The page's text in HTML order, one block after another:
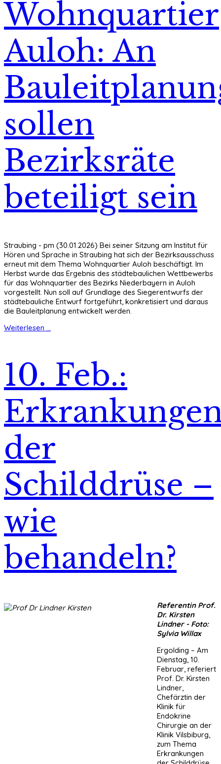
Wohnquartier
Auloh: An
sollen
Bezirksräte
beteiligt sein
Straubing - pm (30.01.2026) Bei seiner Sitzung am Institut für
Hören und Sprache in Straubing hat sich der Bezirksausschuss
erneut mit dem Thema Wohnquartier Auloh beschäftigt. Im
Herbst wurde das Ergebnis des städtebaulichen Wettbewerbs
für das Wohnquartier des Bezirks Niederbayern in Auloh
vorgestellt. Nun soll auf Grundlage des Siegerentwurfs der
städtebauliche Entwurf fortgeführt, konkretisiert und daraus
die Bauleitplanung entwickelt werden.
Weiterlesen ...
10. Feb.:
der
Schilddrüse –
wie
behandeln?
Referentin Prof.
Dr. Kirsten
Lindner - Foto:
Sylvia Willax
Ergolding – Am
Dienstag, 10.
Februar, referiert
Prof. Dr. Kirsten
Lindner,
Chefärztin der
Klinik für
Endokrine
Chirurgie an der
Klinik Vilsbiburg,
zum Thema
Erkrankungen